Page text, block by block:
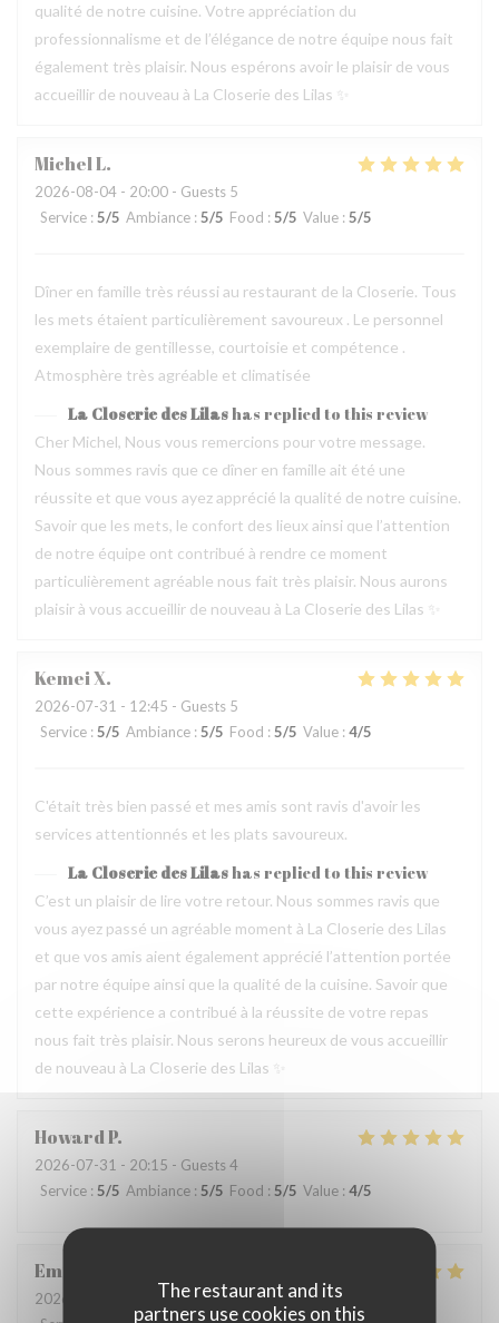
The restaurant and its
partners use cookies on this
qualité de notre cuisine. Votre appréciation du
professionnalisme et de l’élégance de notre équipe nous fait
également très plaisir. Nous espérons avoir le plaisir de vous
accueillir de nouveau à La Closerie des Lilas ✨
MichelL
2026-08-04 - 20:00 - Guests 5
Service : 5/5 Ambiance : 5/5 Food : 5/5 Value : 5/5
Dîner en famille très réussi au restaurant de la Closerie. Tous
les mets étaient particulièrement savoureux . Le personnel
exemplaire de gentillesse, courtoisie et compétence .
Atmosphère très agréable et climatisée
La Closerie des Lilashas replied to this review
Cher Michel, Nous vous remercions pour votre message.
Nous sommes ravis que ce dîner en famille ait été une
réussite et que vous ayez apprécié la qualité de notre cuisine.
Savoir que les mets, le confort des lieux ainsi que l’attention
de notre équipe ont contribué à rendre ce moment
particulièrement agréable nous fait très plaisir. Nous aurons
plaisir à vous accueillir de nouveau à La Closerie des Lilas ✨
KemeiX
2026-07-31 - 12:45 - Guests 5
Service : 5/5 Ambiance : 5/5 Food : 5/5 Value : 4/5
C'était très bien passé et mes amis sont ravis d'avoir les
services attentionnés et les plats savoureux.
La Closerie des Lilashas replied to this review
C’est un plaisir de lire votre retour. Nous sommes ravis que
vous ayez passé un agréable moment à La Closerie des Lilas
et que vos amis aient également apprécié l’attention portée
par notre équipe ainsi que la qualité de la cuisine. Savoir que
cette expérience a contribué à la réussite de votre repas
nous fait très plaisir. Nous serons heureux de vous accueillir
de nouveau à La Closerie des Lilas ✨
HowardP
2026-07-31 - 20:15 - Guests 4
Service : 5/5 Ambiance : 5/5 Food : 5/5 Value : 4/5
Emanuele
2026-07-31
- 20:30 - Guests 2